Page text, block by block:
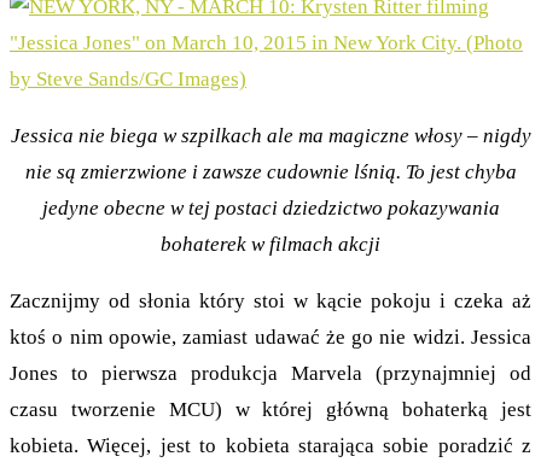
Jessica nie biega w szpilkach ale ma magiczne włosy – nigdy
nie są zmierzwione i zawsze cudownie lśnią. To jest chyba
jedyne obecne w tej postaci dziedzictwo pokazywania
bohaterek w filmach akcji
Zacznijmy od słonia który stoi w kącie pokoju i czeka aż
ktoś o nim opowie, zamiast udawać że go nie widzi. Jessica
Jones to pierwsza produkcja Marvela (przynajmniej od
czasu tworzenie MCU) w której główną bohaterką jest
kobieta. Więcej, jest to kobieta starająca sobie poradzić z